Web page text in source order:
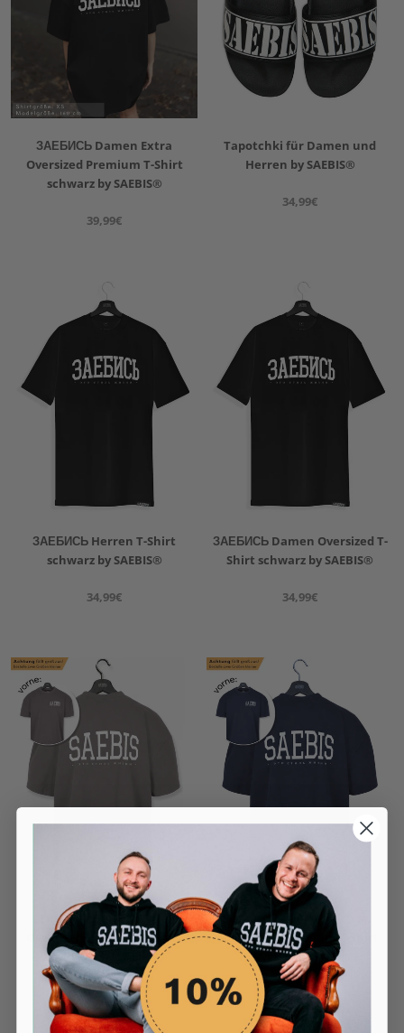
ЗАЕБИСЬ Damen Extra
Oversized Premium T-Shirt
schwarz by SAEBIS®
39,99€
Tapotchki für Damen und
Herren by SAEBIS®
34,99€
ЗАЕБИСЬ Herren T-Shirt
schwarz by SAEBIS®
34,99€
ЗАЕБИСЬ Damen Oversized T-
Shirt schwarz by SAEBIS®
34,99€
Lifestyle Herren Extra
Oversized Premium T-Shirt
anthrazit by SAEBIS®
39,99€
Lifestyle Herren Extra
Oversized Premium T-Shirt
navyblau by SAEBIS®
39,99€